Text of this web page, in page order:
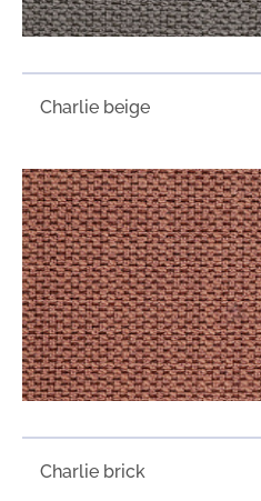
Charlie beige
Charlie brick